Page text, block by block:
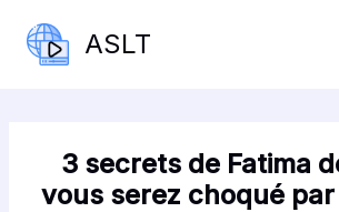
contenu
ASLT
3 secrets de Fatima
vous serez choqué